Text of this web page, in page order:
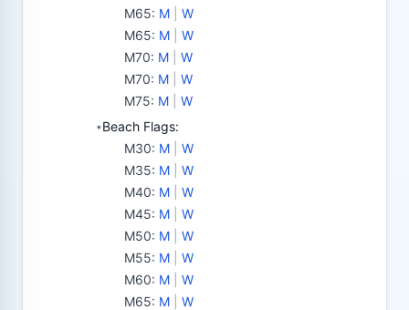
M65: M
W
M65: M
W
M70: M
W
M70: M
W
M75: M W
•Beach Flags:
M30: M
W
M35: M
W
M40: M
W
M45: M
W
M50: M
W
M55: M
W
M60: M
W
M65: M
W